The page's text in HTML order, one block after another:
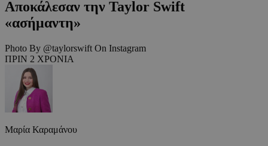
Αποκάλεσαν την Taylor Swift
«ασήμαντη»
Photo By @taylorswift On Instagram
ΠΡΙΝ 2 ΧΡΟΝΙΑ
Μαρία Καραμάνου